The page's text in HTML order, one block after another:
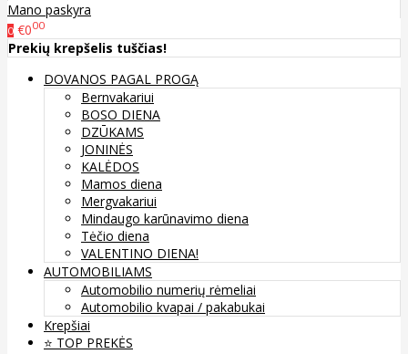
Mano paskyra
0 €000
Prekių krepšelis tuščias!
DOVANOS PAGAL PROGĄ
Bernvakariui
BOSO DIENA
DZŪKAMS
JONINĖS
KALĖDOS
Mamos diena
Mergvakariui
Mindaugo karūnavimo diena
Tėčio diena
VALENTINO DIENA!
AUTOMOBILIAMS
Automobilio numerių rėmeliai
Automobilio kvapai / pakabukai
Krepšiai
⭐️ TOP PREKĖS